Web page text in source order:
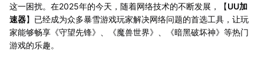
这一困扰。在2025年的今天，随着网络技术的不断发展，【UU加
速器】已经成为众多暴雪游戏玩家解决网络问题的首选工具，让玩
家能够畅享《守望先锋》、《魔兽世界》、《暗黑破坏神》等热门
游戏的乐趣。